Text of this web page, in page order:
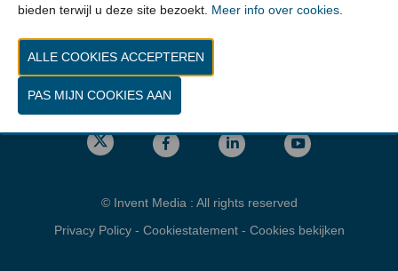
Donderdag 25 maart 2027 van 10.00 - 22.00
Locatie
gps: Parking C - Romeinsesteenweg
1853 Brussel
© Invent Media : All rights reserved
Privacy Policy- Cookiestatement- Cookies bekijken
bieden terwijl u deze site bezoekt. Meer info over cookies